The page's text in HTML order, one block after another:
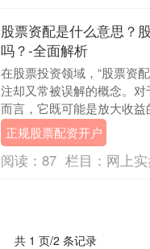
股票资配是什么意思？
吗？-全面解析
在股票投资领域，“股票资
注却又常被误解的概念。
而言，它既可能是放大收益
能隐藏着不可预知的风险。
配究竟是什么....
正规股票配资开户
阅读： 87 栏目： 网上
共 1 页/2 条记录